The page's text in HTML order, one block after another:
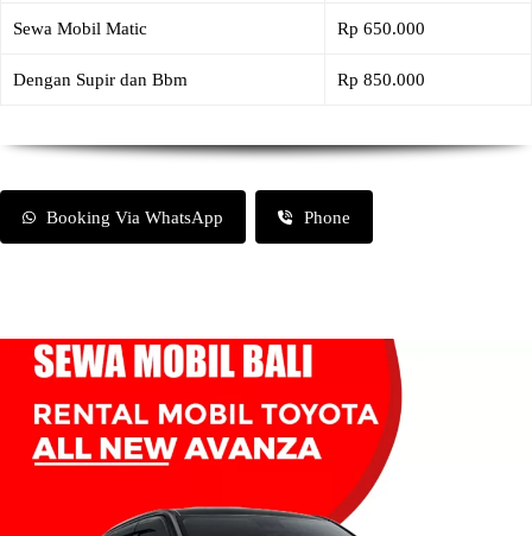
Sewa Mobil Matic Rp 650.000
Dengan Supir dan Bbm Rp 850.000
Booking Via WhatsApp Phone